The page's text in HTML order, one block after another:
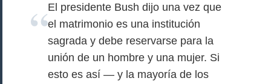
El presidente Bush dijo una vez que
el matrimonio es una institución
sagrada y debe reservarse para la
unión de un hombre y una mujer. Si
esto es así — y la mayoría de los